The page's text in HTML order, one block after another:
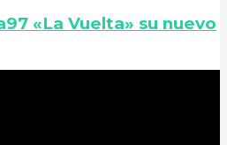
«La Vuelta» su nuevo